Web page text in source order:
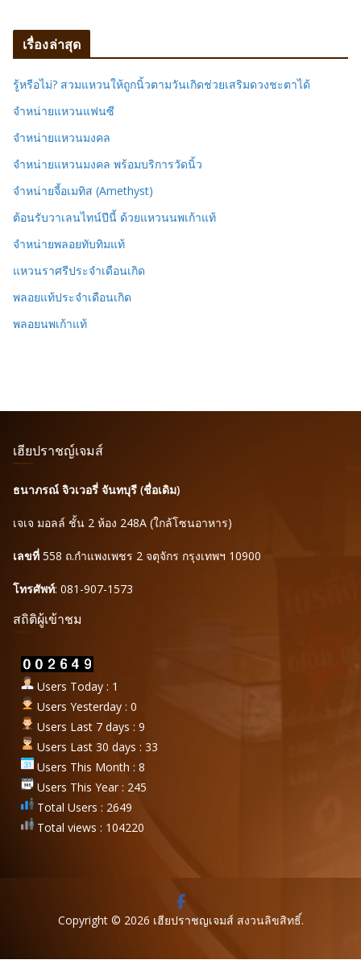
เรื่องล่าสุด
รู้หรือไม่? สวมแหวนให้ถูกนิ้วตามวันเกิดช่วยเสริมดวงชะตาได้
จำหน่ายแหวนแฟนซี
จำหน่ายแหวนมงคล
จำหน่ายแหวนมงคล พร้อมบริการวัดนิ้ว
จำหน่ายจี้อเมทิส (Amethyst)
ต้อนรับวาเลนไทน์ปีนี้ ด้วยแหวนนพเก้าแท้
จำหน่ายพลอยทับทิมแท้
แหวนราศรีประจำเดือนเกิด
พลอยแท้ประจำเดือนเกิด
พลอยนพเก้าแท้
เฮียปราชญ์เจมส์
ธนาภรณ์ จิวเวอรี่ จันทบุรี (ชื่อเดิม)
เจเจ มอลล์ ชั้น 2 ห้อง 248A (ใกล้โซนอาหาร)
เลขที่ 558 ถ.กำแพงเพชร 2 จตุจักร กรุงเทพฯ 10900
โทรศัพท์: 081-907-1573
สถิติผู้เข้าชม
Users Today : 1
Users Yesterday : 0
Users Last 7 days : 9
Users Last 30 days : 33
Users This Month : 8
Users This Year : 245
Total Users : 2649
Total views : 104220
Copyright © 2026 เฮียปราชญเจมส์ สงวนลิขสิทธิ์.